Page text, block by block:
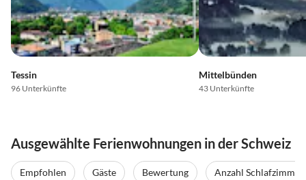
Tessin
96 Unterkünfte
Mittelbünden
43 Unterkünfte
Ausgewählte Ferienwohnungen in der Schweiz
Empfohlen Gäste Bewertung Anzahl Schlafzimmer